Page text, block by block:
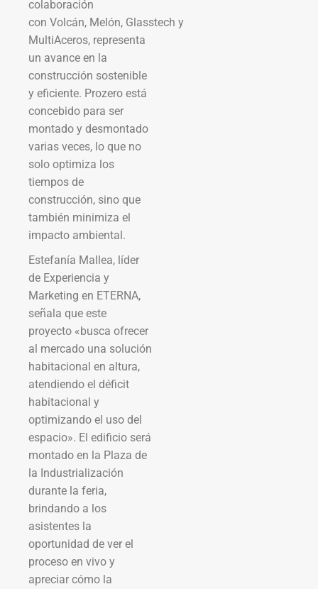
colaboración
con Volcán, Melón, Glasstech y
MultiAceros, representa
un avance en la
construcción sostenible
y eficiente. Prozero está
concebido para ser
montado y desmontado
varias veces, lo que no
solo optimiza los
tiempos de
construcción, sino que
también minimiza el
impacto ambiental.
Estefanía Mallea, líder
de Experiencia y
Marketing en ETERNA,
señala que este
proyecto «busca ofrecer
al mercado una solución
habitacional en altura,
atendiendo el déficit
habitacional y
optimizando el uso del
espacio». El edificio será
montado en la Plaza de
la Industrialización
durante la feria,
brindando a los
asistentes la
oportunidad de ver el
proceso en vivo y
apreciar cómo la